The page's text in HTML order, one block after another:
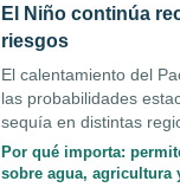
El Niño continúa
riesgos
El calentamiento del
las probabilidades
sequía en distintas
Por qué importa:
sobre agua, agricultura